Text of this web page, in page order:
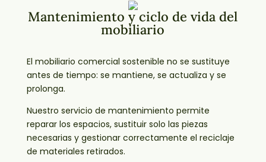
Mantenimiento y ciclo de vida del
mobiliario
El mobiliario comercial sostenible no se sustituye
antes de tiempo: se mantiene, se actualiza y se
prolonga.
Nuestro servicio de mantenimiento permite
reparar los espacios, sustituir solo las piezas
necesarias y gestionar correctamente el reciclaje
de materiales retirados.